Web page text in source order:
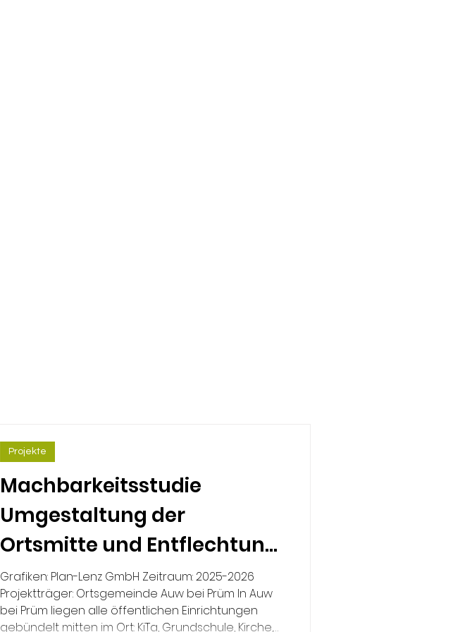
Machbarkeitsstudie
Umgestaltung der
Ortsmitte und Entflechtung
der Verkehrsströme, Auw
bei Prüm
Grafiken: Plan-Lenz GmbH Zeitraum: 2025-2026
Projektträger: Ortsgemeinde Auw bei Prüm In Auw
bei Prüm liegen alle öffentlichen Einrichtungen
gebündelt mitten im Ort: KiTa, Grundschule, Kirche,
Projekte